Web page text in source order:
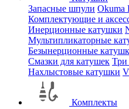
Запасные шпули Okuma
Комплектующие и
Инерционные катушки
Мультипликаторные
Безынерционные
Смазки для катушек Три
Нахлыстовые катушки
Комплекты